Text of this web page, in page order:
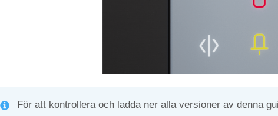
För att kontrollera och ladda ner alla versioner av denna